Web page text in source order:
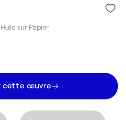
sur Papier
cette œuvre